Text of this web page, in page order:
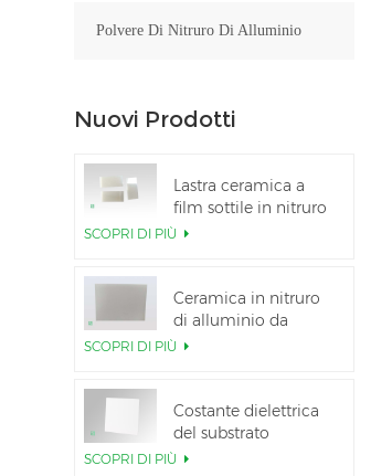
Polvere Di Nitruro Di Alluminio
Nuovi Prodotti
Lastra ceramica a
film sottile in nitruro
di alluminio lucidato
SCOPRI DI PIÙ
Ceramica in nitruro
di alluminio da
5,5×7,5 pollici
SCOPRI DI PIÙ
Costante dielettrica
del substrato
ceramico Al2O3 al
SCOPRI DI PIÙ